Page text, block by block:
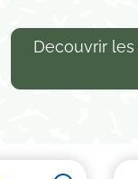
Decouvrir